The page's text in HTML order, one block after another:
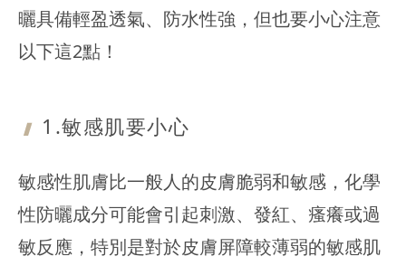
曬具備輕盈透氣、防水性強，但也要小心注意
以下這2點！
1.敏感肌要小心
敏感性肌膚比一般人的皮膚脆弱和敏感，化學
性防曬成分可能會引起刺激、發紅、瘙癢或過
敏反應，特別是對於皮膚屏障較薄弱的敏感肌